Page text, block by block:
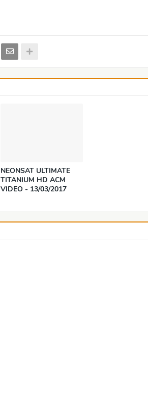
NEONSAT ULTIMATE
TITANIUM HD ACM
VIDEO - 13/03/2017